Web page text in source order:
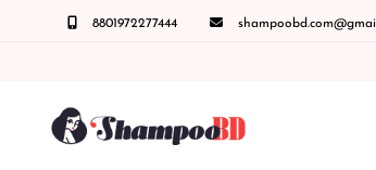
8801972277444
কল করুনঃ ( IMO + Whatsapp ) +8801972277444 সহজে অর্ডার করতে